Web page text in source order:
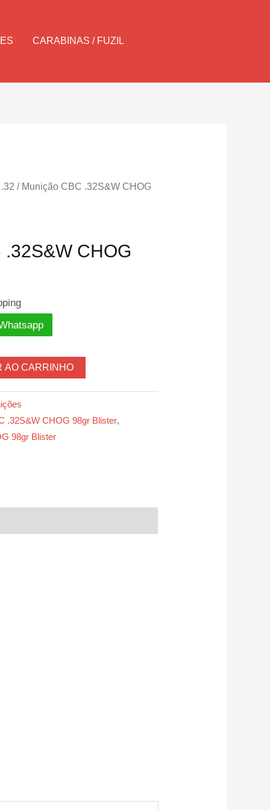
CARABINAS / FUZIL
/ Munição CBC .32S&W CHOG
CHOG
AO CARRINHO
.32S&W CHOG 98gr Blister,
98gr Blister